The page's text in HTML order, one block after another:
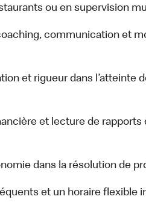
ou en supervision
communication et
et rigueur dans l’atteinte
et lecture de rapports
dans la résolution de
et un horaire flexible